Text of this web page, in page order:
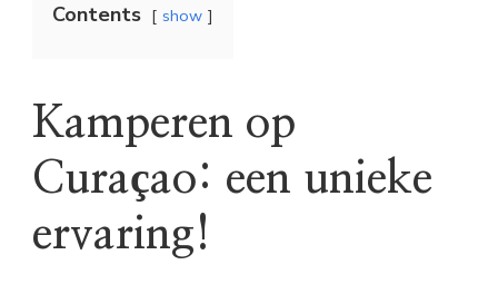
Contents show
Kamperen op
Curaçao: een unieke
ervaring!